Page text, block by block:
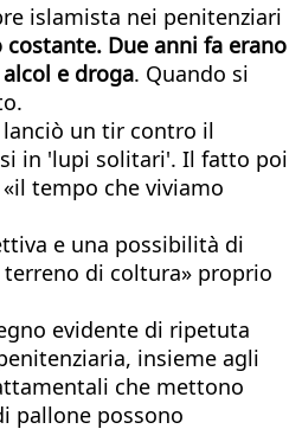
islamista nei penitenziari
Due anni fa erano
e droga. Quando si
un tir contro il
in 'lupi solitari'. Il fatto poi
tempo che viviamo
e una possibilità di
di coltura» proprio
evidente di ripetuta
insieme agli
che mettono
pallone possono